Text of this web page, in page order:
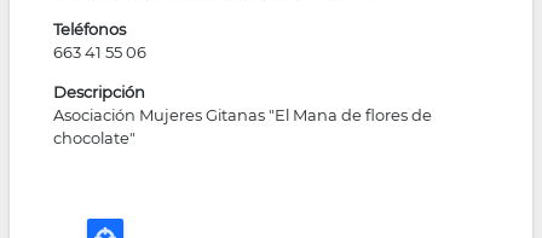
Teléfonos
663 41 55 06
Descripción
Asociación Mujeres Gitanas "El Mana de flores de
chocolate"